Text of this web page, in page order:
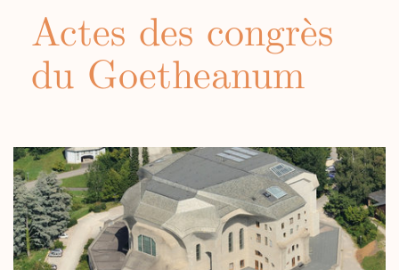
Actes des congrès
du Goetheanum